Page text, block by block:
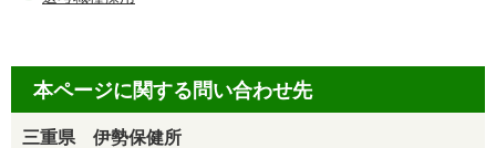
本ページに関する問い合わせ先
三重県 伊勢保健所